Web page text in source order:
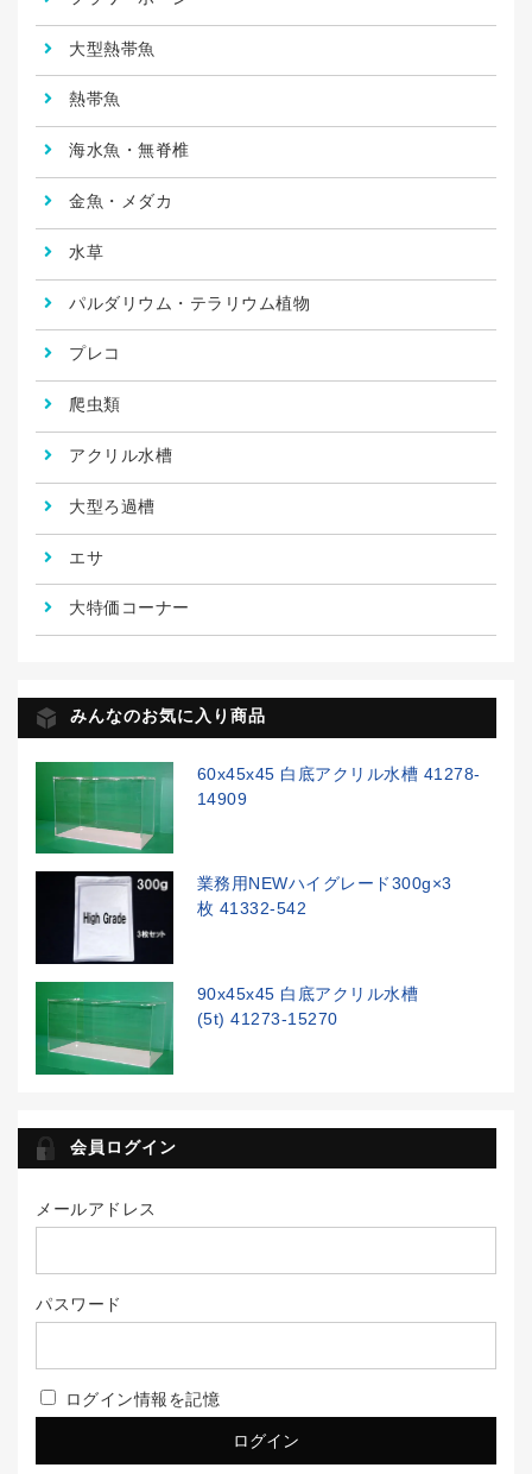
大型熱帯魚
熱帯魚
海水魚・無脊椎
金魚・メダカ
水草
パルダリウム・テラリウム植物
プレコ
爬虫類
アクリル水槽
大型ろ過槽
エサ
大特価コーナー
みんなのお気に入り商品
60x45x45 白底アクリル水槽 41278-
14909
業務用NEWハイグレード300g×3
枚 41332-542
90x45x45 白底アクリル水槽
(5t) 41273-15270
会員ログイン
メールアドレス
パスワード
ログイン情報を記憶